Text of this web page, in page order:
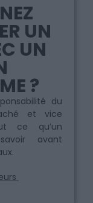
UN
UN
?
du
et vice
ce qu’un
avant